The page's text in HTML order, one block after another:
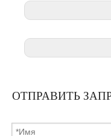
ОТПРАВИТЬ